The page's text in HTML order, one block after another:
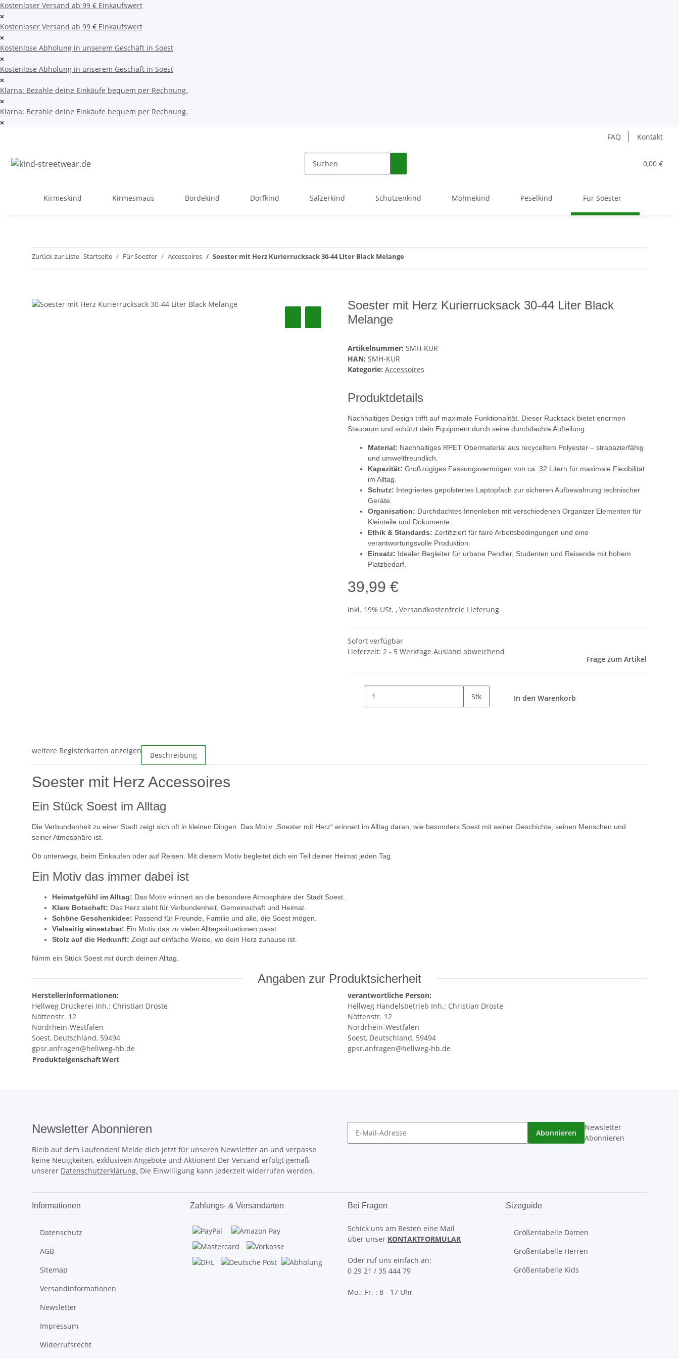
Kostenloser Versand ab 99 € Einkaufswert
Kostenloser Versand ab 99 € Einkaufswert
Kostenlose Abholung in unserem Geschäft in Soest
Kostenlose Abholung in unserem Geschäft in Soest
Klarna: Bezahle deine Einkäufe bequem per Rechnung.
Klarna: Bezahle deine Einkäufe bequem per Rechnung.
FAQ Kontakt
0,00 €
Kirmeskind Kirmesmaus Bördekind Dorfkind Sälzerkind Schützenkind Möhnekind Peselkind Für Soester
Zurück zur Liste Startseite Für Soester Accessoires Soester mit Herz Kurierrucksack 30-44 Liter Black Melange
Soester mit Herz Kurierrucksack 30-44 Liter Black
Melange
Artikelnummer: SMH-KUR
HAN: SMH-KUR
Kategorie: Accessoires
Produktdetails
Nachhaltiges Design trifft auf maximale Funktionalität. Dieser Rucksack bietet enormen
Stauraum und schützt dein Equipment durch seine durchdachte Aufteilung.
Material: Nachhaltiges RPET Obermaterial aus recyceltem Polyester – strapazierfähig
und umweltfreundlich.
Kapazität: Großzügiges Fassungsvermögen von ca. 32 Litern für maximale Flexibilität
im Alltag.
Schutz: Integriertes gepolstertes Laptopfach zur sicheren Aufbewahrung technischer
Geräte.
Organisation: Durchdachtes Innenleben mit verschiedenen Organizer Elementen für
Kleinteile und Dokumente.
Ethik & Standards: Zertifiziert für faire Arbeitsbedingungen und eine
verantwortungsvolle Produktion.
Einsatz: Idealer Begleiter für urbane Pendler, Studenten und Reisende mit hohem
Platzbedarf.
39,99 €
inkl. 19% USt. , Versandkostenfreie Lieferung
Sofort verfügbar
Lieferzeit: 2 - 5 Werktage Ausland abweichend
Frage zum Artikel
Stk In den Warenkorb
weitere Registerkarten anzeigen Beschreibung
Soester mit Herz Accessoires
Ein Stück Soest im Alltag
Die Verbundenheit zu einer Stadt zeigt sich oft in kleinen Dingen. Das Motiv „Soester mit Herz“ erinnert im Alltag daran, wie besonders Soest mit seiner Geschichte, seinen Menschen und
seiner Atmosphäre ist.
Ob unterwegs, beim Einkaufen oder auf Reisen. Mit diesem Motiv begleitet dich ein Teil deiner Heimat jeden Tag.
Ein Motiv das immer dabei ist
Heimatgefühl im Alltag: Das Motiv erinnert an die besondere Atmosphäre der Stadt Soest.
Klare Botschaft: Das Herz steht für Verbundenheit, Gemeinschaft und Heimat.
Schöne Geschenkidee: Passend für Freunde, Familie und alle, die Soest mögen.
Vielseitig einsetzbar: Ein Motiv das zu vielen Alltagssituationen passt.
Stolz auf die Herkunft: Zeigt auf einfache Weise, wo dein Herz zuhause ist.
Nimm ein Stück Soest mit durch deinen Alltag.
Angaben zur Produktsicherheit
Herstellerinformationen:
Hellweg Druckerei Inh.: Christian Droste
Nöttenstr. 12
Nordrhein-Westfalen
Soest, Deutschland, 59494
gpsr.anfragen@hellweg-hb.de
verantwortliche Person:
Hellweg Handelsbetrieb Inh.: Christian Droste
Nöttenstr. 12
Nordrhein-Westfalen
Soest, Deutschland, 59494
gpsr.anfragen@hellweg-hb.de
ProdukteigenschaftWert
Newsletter Abonnieren
Bleib auf dem Laufenden! Melde dich jetzt für unseren Newsletter an und verpasse
keine Neuigkeiten, exklusiven Angebote und Aktionen! Der Versand erfolgt gemäß
unserer Datenschutzerklärung. Die Einwilligung kann jederzeit widerrufen werden.
Abonnieren
Newsletter
Abonnieren
Informationen
Datenschutz
AGB
Sitemap
Versandinformationen
Newsletter
Impressum
Widerrufsrecht
Zahlungs- & Versandarten Bei Fragen
Schick uns am Besten eine Mail
über unser KONTAKTFORMULAR
Oder ruf uns einfach an:
0 29 21 / 35 444 79
Mo.:-Fr. : 8 - 17 Uhr
Sizeguide
Größentabelle Damen
Größentabelle Herren
Größentabelle Kids